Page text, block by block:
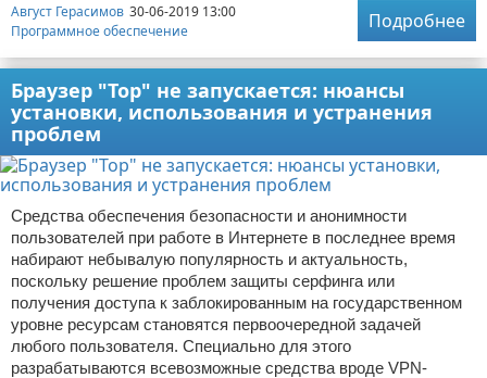
Август Герасимов 30-06-2019 13:00
Программное обеспечение
Подробнее
Браузер "Тор" не запускается: нюансы
установки, использования и устранения
проблем
Средства обеспечения безопасности и анонимности
пользователей при работе в Интернете в последнее время
набирают небывалую популярность и актуальность,
поскольку решение проблем защиты серфинга или
получения доступа к заблокированным на государственном
уровне ресурсам становятся первоочередной задачей
любого пользователя. Специально для этого
разрабатываются всевозможные средства вроде VPN-